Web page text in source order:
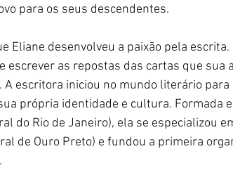
para os seus descendentes.
Eliane desenvolveu a paixão pela
escrever as repostas das cartas que sua
escritora iniciou no mundo literário para
própria identidade e cultura. Formada
do Rio de Janeiro), ela se especializou
de Ouro Preto) e fundou a primeira